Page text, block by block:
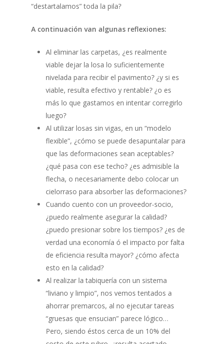
“destartalamos” toda la pila?
A continuación van algunas reflexiones:
Al eliminar las carpetas, ¿es realmente
viable dejar la losa lo suficientemente
nivelada para recibir el pavimento? ¿y si es
viable, resulta efectivo y rentable? ¿o es
más lo que gastamos en intentar corregirlo
luego?
Al utilizar losas sin vigas, en un “modelo
flexible”, ¿cómo se puede desapuntalar para
que las deformaciones sean aceptables?
¿qué pasa con ese techo? ¿es admisible la
flecha, o necesariamente debo colocar un
cielorraso para absorber las deformaciones?
Cuando cuento con un proveedor-socio,
¿puedo realmente asegurar la calidad?
¿puedo presionar sobre los tiempos? ¿es de
verdad una economía ó el impacto por falta
de eficiencia resulta mayor? ¿cómo afecta
esto en la calidad?
Al realizar la tabiquería con un sistema
“liviano y limpio”, nos vemos tentados a
ahorrar premarcos, al no ejecutar tareas
“gruesas que ensucian” parece lógico…
Pero, siendo éstos cerca de un 10% del